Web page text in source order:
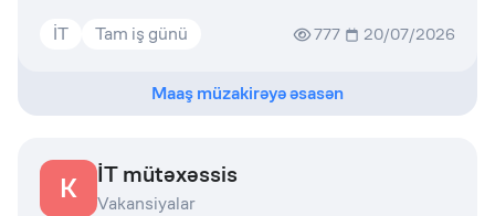
İT Tam iş günü 777 20/07/2026
Maaş müzakirəyə əsasən
K İT mütəxəssis
Vakansiyalar